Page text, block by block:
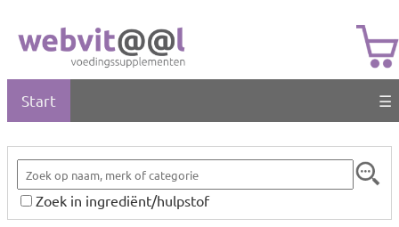
Start ☰
Zoek in ingrediënt/hulpstof